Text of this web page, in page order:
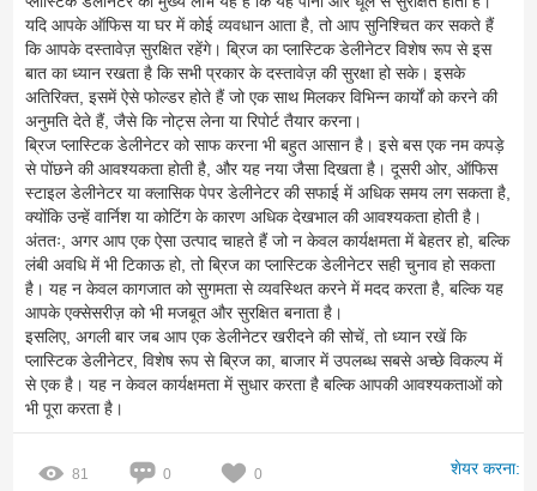
यदि आपके ऑफिस या घर में कोई व्यवधान आता है, तो आप सुनिश्चित कर सकते हैं
कि आपके दस्तावेज़ सुरक्षित रहेंगे। ब्रिज का प्लास्टिक डेलीनेटर विशेष रूप से इस
बात का ध्यान रखता है कि सभी प्रकार के दस्तावेज़ की सुरक्षा हो सके। इसके
अतिरिक्त, इसमें ऐसे फोल्डर होते हैं जो एक साथ मिलकर विभिन्न कार्यों को करने की
अनुमति देते हैं, जैसे कि नोट्स लेना या रिपोर्ट तैयार करना।
ब्रिज प्लास्टिक डेलीनेटर को साफ करना भी बहुत आसान है। इसे बस एक नम कपड़े
से पोंछने की आवश्यकता होती है, और यह नया जैसा दिखता है। दूसरी ओर, ऑफिस
स्टाइल डेलीनेटर या क्लासिक पेपर डेलीनेटर की सफाई में अधिक समय लग सकता है,
क्योंकि उन्हें वार्निश या कोटिंग के कारण अधिक देखभाल की आवश्यकता होती है।
अंततः, अगर आप एक ऐसा उत्पाद चाहते हैं जो न केवल कार्यक्षमता में बेहतर हो, बल्कि
लंबी अवधि में भी टिकाऊ हो, तो ब्रिज का प्लास्टिक डेलीनेटर सही चुनाव हो सकता
है। यह न केवल कागजात को सुगमता से व्यवस्थित करने में मदद करता है, बल्कि यह
आपके एक्सेसरीज़ को भी मजबूत और सुरक्षित बनाता है।
इसलिए, अगली बार जब आप एक डेलीनेटर खरीदने की सोचें, तो ध्यान रखें कि
प्लास्टिक डेलीनेटर, विशेष रूप से ब्रिज का, बाजार में उपलब्ध सबसे अच्छे विकल्प में
से एक है। यह न केवल कार्यक्षमता में सुधार करता है बल्कि आपकी आवश्यकताओं को
भी पूरा करता है।
81 0 0 शेयर करना: